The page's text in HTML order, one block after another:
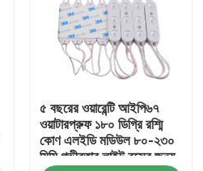
৫ বছরের ওয়ারেন্টি আইপি৬৭
ওয়াটারপ্রুফ ১৮০ ডিগ্রি রশ্মি
কোণ এলইডি মডিউল ৮০-২৩০
মিমি গভীরতার লাইট বক্সের জন্য